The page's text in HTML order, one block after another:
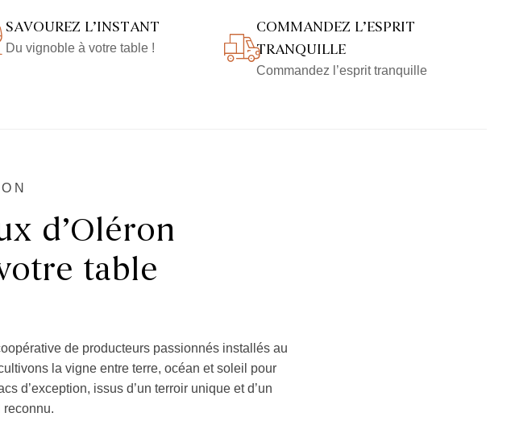
SAVOUREZ L’INSTANT
Du vignoble à votre table !
COMMANDEZ L’ESPRIT
TRANQUILLE
Commandez l’esprit tranquille
d’Oléron
table
de producteurs passionnés installés au
la vigne entre terre, océan et soleil pour
d’exception, issus d’un terroir unique et d’un
reconnu.